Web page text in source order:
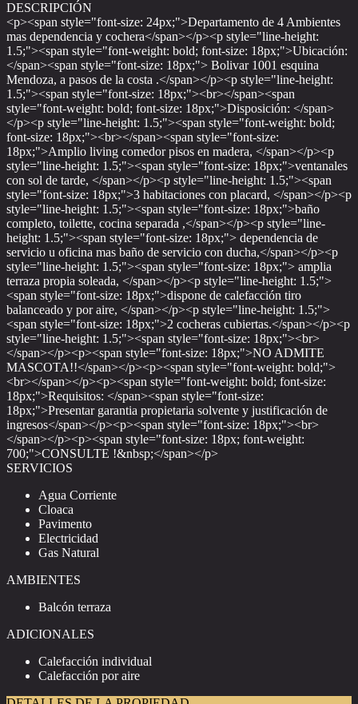
DESCRIPCIÓN
<p><span style="font-size: 24px;">Departamento de 4 Ambientes
mas dependencia y cochera</span></p><p style="line-height:
1.5;"><span style="font-weight: bold; font-size: 18px;">Ubicación:
</span><span style="font-size: 18px;"> Bolivar 1001 esquina
Mendoza, a pasos de la costa .</span></p><p style="line-height:
1.5;"><span style="font-size: 18px;"><br></span><span
style="font-weight: bold; font-size: 18px;">Disposición: </span>
</p><p style="line-height: 1.5;"><span style="font-weight: bold;
font-size: 18px;"><br></span><span style="font-size:
18px;">Amplio living comedor pisos en madera, </span></p><p
style="line-height: 1.5;"><span style="font-size: 18px;">ventanales
con sol de tarde, </span></p><p style="line-height: 1.5;"><span
style="font-size: 18px;">3 habitaciones con placard, </span></p><p
style="line-height: 1.5;"><span style="font-size: 18px;">baño
completo, toilette, cocina separada ,</span></p><p style="line-
height: 1.5;"><span style="font-size: 18px;"> dependencia de
servicio u oficina mas baño de servicio con ducha,</span></p><p
style="line-height: 1.5;"><span style="font-size: 18px;"> amplia
terraza propia soleada, </span></p><p style="line-height: 1.5;">
<span style="font-size: 18px;">dispone de calefacción tiro
balanceado y por aire, </span></p><p style="line-height: 1.5;">
<span style="font-size: 18px;">2 cocheras cubiertas.</span></p><p
style="line-height: 1.5;"><span style="font-size: 18px;"><br>
</span></p><p><span style="font-size: 18px;">NO ADMITE
MASCOTA!!</span></p><p><span style="font-weight: bold;">
<br></span></p><p><span style="font-weight: bold; font-size:
18px;">Requisitos: </span><span style="font-size:
18px;">Presentar garantia propietaria solvente y justificación de
ingresos</span></p><p><span style="font-size: 18px;"><br>
</span></p><p><span style="font-size: 18px; font-weight:
700;">CONSULTE !&nbsp;</span></p>
SERVICIOS
Agua Corriente
Cloaca
Pavimento
Electricidad
Gas Natural
AMBIENTES
Balcón terraza
ADICIONALES
Calefacción individual
Calefacción por aire